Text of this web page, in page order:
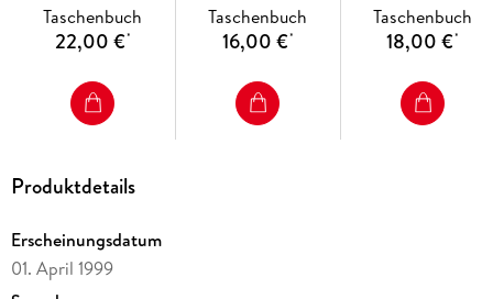
Taschenbuch
22,00 €*
Taschenbuch
16,00 €*
Taschenbuch
18,00 €*
Produktdetails
Erscheinungsdatum
01. April 1999